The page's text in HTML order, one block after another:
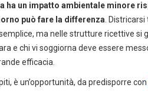
i nostri prodotti
in PDF.
ha un impatto ambientale minore
può fare la differenza .
ma nelle strutture ricettive si
e chi vi soggiorna deve essere
efficacia.
è un’opportunità, da predisporre con